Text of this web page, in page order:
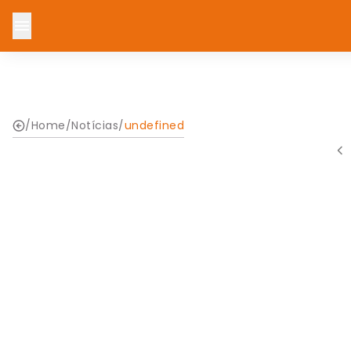
/Home/Notícias/undefined